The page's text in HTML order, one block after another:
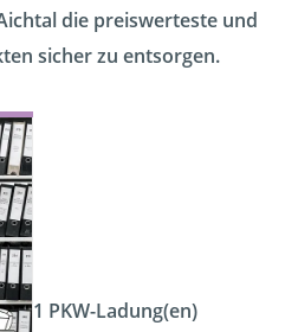
die preiswerteste und
sicher zu entsorgen.
1 PKW-Ladung(en)